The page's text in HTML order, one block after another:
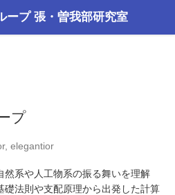
ープ 張・曽我部研究室
プ
elegantior
然系や人工物系の振る舞いを理解
礎法則や支配原理から出発した計算